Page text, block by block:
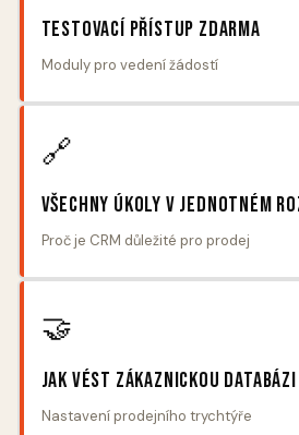
Testovací přístup zdarma
Moduly pro vedení žádostí
🔗
Všechny úkoly v jednotném
Proč je CRM důležité pro prodej
🤝
Jak vést zákaznickou databázi
Nastavení prodejního trychtýře